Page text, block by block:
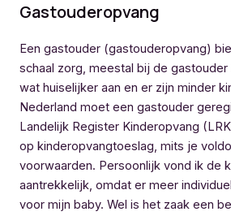
Gastouderopvang
Een gastouder (gastouderopvang)
schaal zorg, meestal bij de
wat huiselijker aan en er zijn minder
Nederland moet een gastouder
Landelijk Register Kinderopvang
op kinderopvangtoeslag, mits je
voorwaarden. Persoonlijk vond ik de
aantrekkelijk, omdat er meer
voor mijn baby. Wel is het zaak een